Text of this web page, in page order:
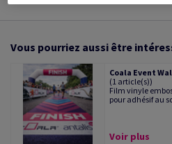
Vous pourriez aussi être
Coala Event
(1 article(s))
Film vinyle
pour adhésif au
Voir plus